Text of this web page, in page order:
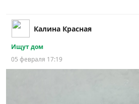
Калина Красная
Ищут дом
05 февраля 17:19